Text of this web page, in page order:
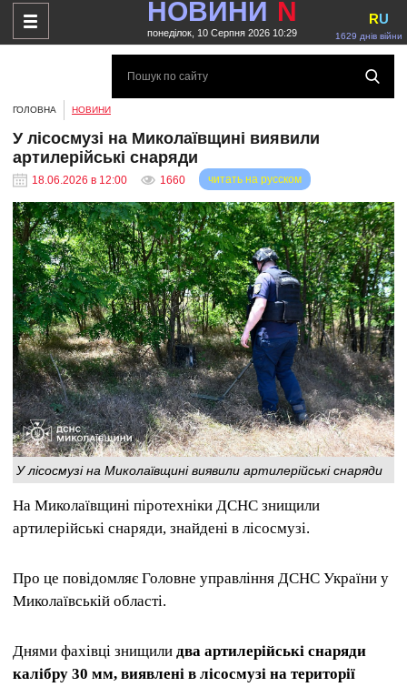
НОВИНИ N
понеділок, 10 Серпня 2026 10:29 1629 днів війни
RU
ГОЛОВНА НОВИНИ
У лісосмузі на Миколаївщині виявили
артилерійські снаряди
18.06.2026 в 12:00 1660 читать на русском
У лісосмузі на Миколаївщині виявили артилерійські снаряди
На Миколаївщині піротехніки ДСНС знищили
артилерійські снаряди, знайдені в лісосмузі.
Про це повідомляє Головне управління ДСНС України у
Миколаївській області.
Днями фахівці знищили два артилерійські снаряди
калібру 30 мм, виявлені в лісосмузі на території